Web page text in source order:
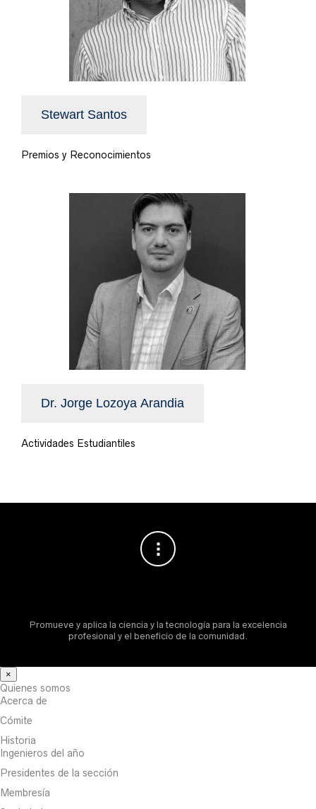
Stewart Santos
Premios y Reconocimientos
Dr. Jorge Lozoya Arandia
Actividades Estudiantiles
Promueve y aplica la ciencia y la tecnología para la excelencia
profesional y el beneficio de la comunidad.
×
Quienes somos
Acerca de
Cómite
Historia
Ingenieros del año
Presidentes de la sección
Membresía